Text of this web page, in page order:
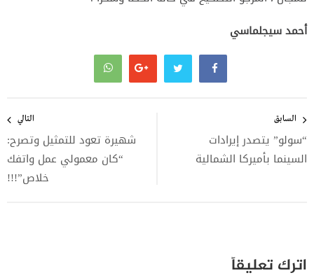
أحمد سيجلماسي
المقالات
السابق
“سولو” يتصدر إيرادات
السينما بأميركا الشمالية
التالي
شهيرة تعود للتمثيل وتصرح:
“كان معمولي عمل واتفك
خلاص”!!!
اترك تعليقاً